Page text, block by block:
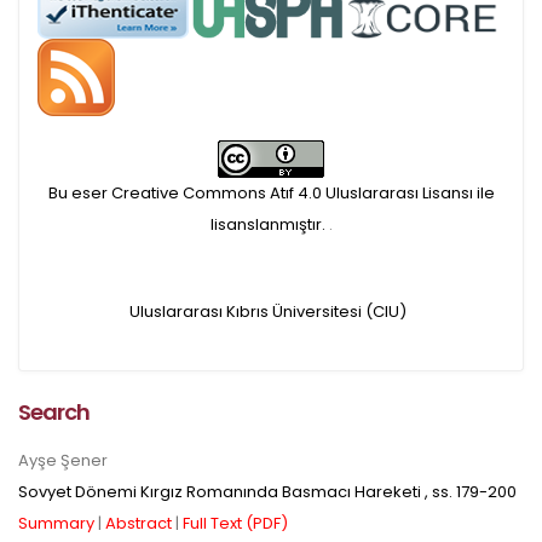
APC ödemesi
Öndenetimden geçen
makaleler için, 100 Avro
Makale İşletim Ücreti (APC)
APC bilgi mesajı
Bu eser Creative Commons Atıf 4.0 Uluslararası Lisansı ile
lisanslanmıştır. .
Uluslararası Kıbrıs Üniversitesi (CIU)
Search
Ayşe Şener
Sovyet Dönemi Kırgız Romanında Basmacı Hareketi , ss. 179-200
Summary| Abstract| Full Text (PDF)